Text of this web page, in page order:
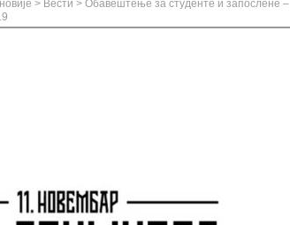
> Вести > Обавештење за студенте и запослене –